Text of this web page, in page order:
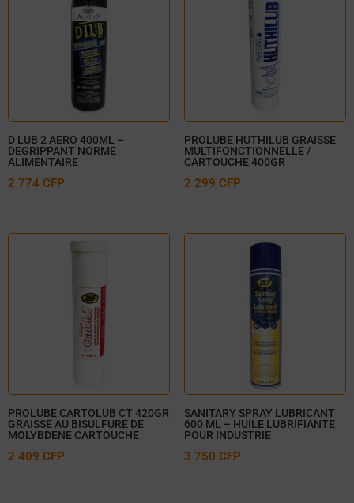
D LUB 2 AERO 400ML –
DEGRIPPANT NORME
ALIMENTAIRE
2 774 CFP
PROLUBE HUTHILUB GRAISSE
MULTIFONCTIONNELLE /
CARTOUCHE 400GR
2 299 CFP
PROLUBE CARTOLUB CT 420GR
GRAISSE AU BISULFURE DE
MOLYBDENE CARTOUCHE
2 409 CFP
SANITARY SPRAY LUBRICANT
600 ML – HUILE LUBRIFIANTE
POUR INDUSTRIE
3 750 CFP